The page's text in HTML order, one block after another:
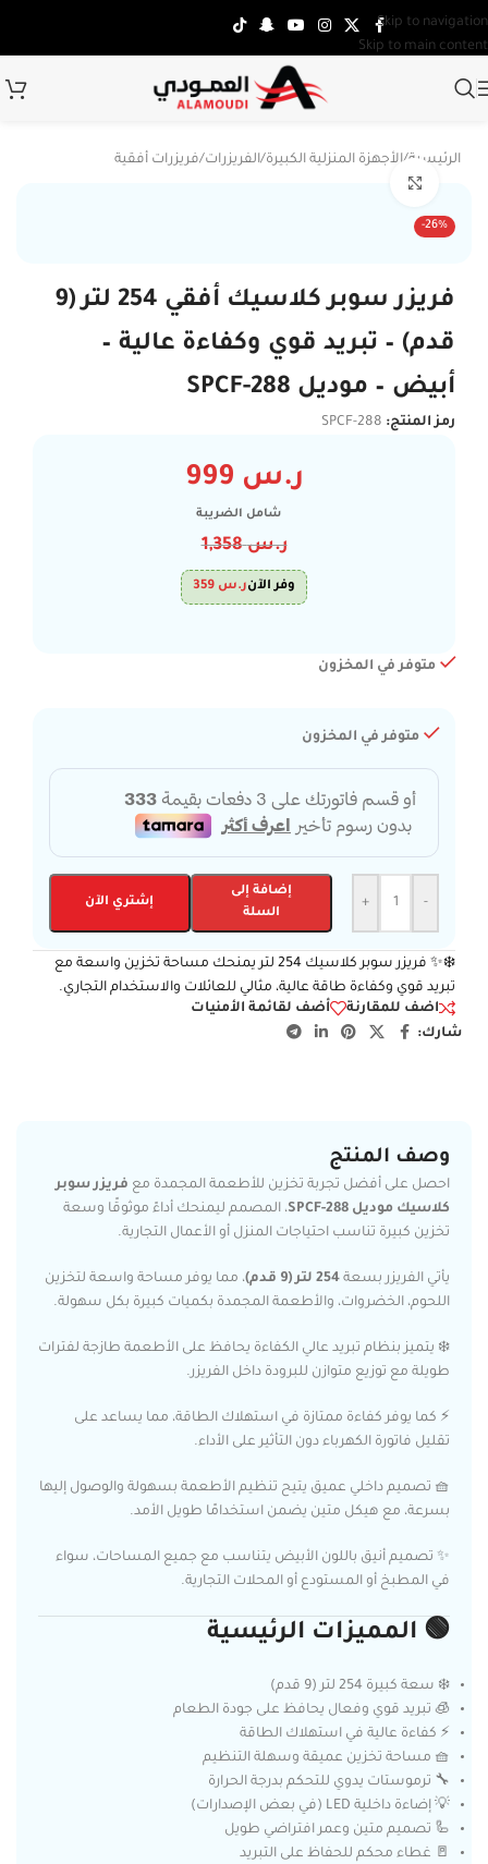
Skip to navigation
Skip to main content
الرئيسية/الأجهزة المنزلية الكبيرة/الفريزرات/فريزرات أفقية
-26%
فريزر سوبر كلاسيك أفقي 254 لتر (9
قدم) – تبريد قوي وكفاءة عالية –
أبيض – موديل SPCF-288
رمز المنتج: SPCF-288
ر.س
شامل الضريبة
ر.س1,358
وفر الآنر.س
متوفر في المخزون
متوفر في المخزون
-
+
إضافة إلى
السلة
إشتري الآن
❄️✨ فريزر سوبر كلاسيك 254 لتر يمنحك مساحة تخزين واسعة مع
تبريد قوي وكفاءة طاقة عالية، مثالي للعائلات والاستخدام التجاري.
اضف للمقارنة
أضف لقائمة الأمنيات
شارك:
وصف المنتج
احصل على أفضل تجربة تخزين للأطعمة المجمدة مع فريزر سوبر
كلاسيك موديل SPCF-288
، المصمم ليمنحك أداءً موثوقًا وسعة
تخزين كبيرة تناسب احتياجات المنزل أو الأعمال التجارية.
يأتي الفريزر بسعة 254 لتر (9 قدم)
، مما يوفر مساحة واسعة لتخزين
اللحوم، الخضروات، والأطعمة المجمدة بكميات كبيرة بكل سهولة.
❄️ يتميز بنظام تبريد عالي الكفاءة يحافظ على الأطعمة طازجة لفترات
طويلة مع توزيع متوازن للبرودة داخل الفريزر.
⚡ كما يوفر كفاءة ممتازة في استهلاك الطاقة، مما يساعد على
تقليل فاتورة الكهرباء دون التأثير على الأداء.
🧺 تصميم داخلي عميق يتيح تنظيم الأطعمة بسهولة والوصول إليها
بسرعة، مع هيكل متين يضمن استخدامًا طويل الأمد.
✨ تصميم أنيق باللون الأبيض يتناسب مع جميع المساحات، سواء
في المطبخ أو المستودع أو المحلات التجارية.
🟢 المميزات الرئيسية
❄️ سعة كبيرة 254 لتر (9 قدم)
🧊 تبريد قوي وفعال يحافظ على جودة الطعام
⚡ كفاءة عالية في استهلاك الطاقة
🧺 مساحة تخزين عميقة وسهلة التنظيم
🔧 ترموستات يدوي للتحكم بدرجة الحرارة
💡 إضاءة داخلية LED (في بعض الإصدارات)
🦾 تصميم متين وعمر افتراضي طويل
🚪 غطاء محكم للحفاظ على التبريد